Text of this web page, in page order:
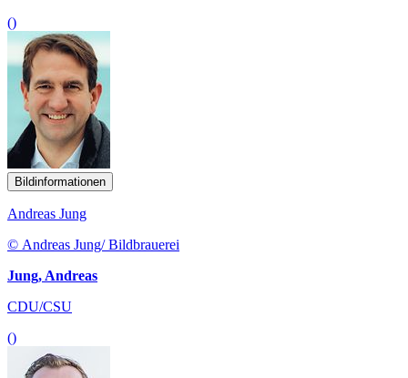
()
Bildinformationen
Andreas Jung
© Andreas Jung/ Bildbrauerei
Jung, Andreas
CDU/CSU
()